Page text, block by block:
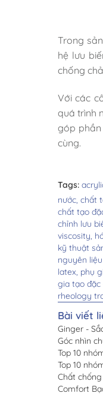
Trong
hệ lưu
chống
Với các
quá trình
góp
cùng.
Tags:
nước, chất
chất tạo
chỉnh lưu
viscosity,
kỹ thuật
nguyên
latex, phụ
gia tạo đặc
rheology
Bài viết
Ginger -
Góc nhìn
Top 10
Top 10
Chất
Comfort